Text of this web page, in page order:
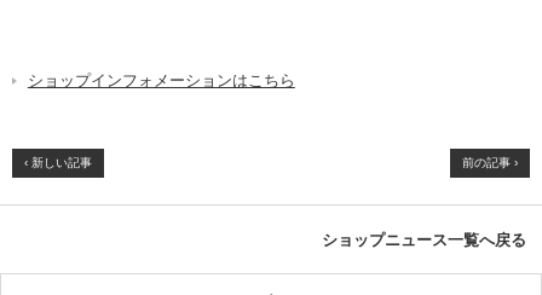
ショップインフォメーションはこちら
‹ 新しい記事 前の記事 ›
ショップニュース一覧へ戻る